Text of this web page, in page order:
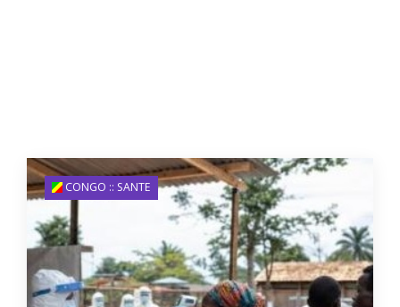
CONGO :: SANTE